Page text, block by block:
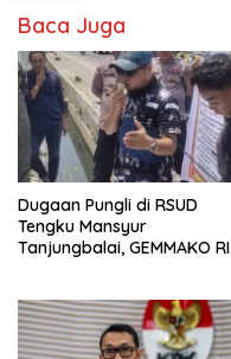
Baca Juga
Dugaan Pungli di RSUD
Tengku Mansyur
Tanjungbalai, GEMMAKO RI